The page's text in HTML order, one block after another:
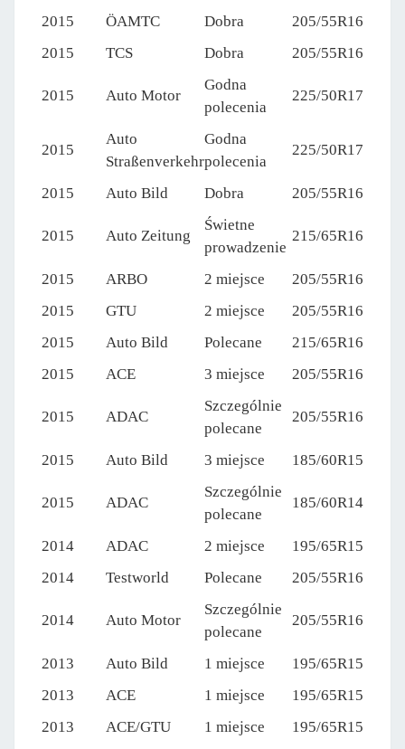
2015 ÖAMTC Dobra
205/55R16
2015
TCS Dobra 205/55R16
2015 Auto Motor
Godna
polecenia
225/50R17
2015
Auto
Straßenverkehr
Godna
polecenia
225/50R17
2015 Auto Bild Dobra 205/55R16
2015 Auto Zeitung
Świetne
prowadzenie
215/65R16
2015 ARBO 2 miejsce
205/55R16
2015
GTU 2 miejsce
205/55R16
2015
Auto Bild Polecane
215/65R16
2015
ACE 3 miejsce 205/55R16
2015 ADAC
Szczególnie
polecane
205/55R16
2015 Auto Bild 3 miejsce 185/60R15
2015 ADAC
Szczególnie
polecane
185/60R14
2014 ADAC 2 miejsce
195/65R15
2014
Testworld Polecane 205/55R16
2014 Auto Motor
Szczególnie
polecane
205/55R16
2013 Auto Bild 1 miejsce
195/65R15
2013
ACE 1 miejsce
195/65R15
2013
ACE/GTU 1 miejsce
195/65R15